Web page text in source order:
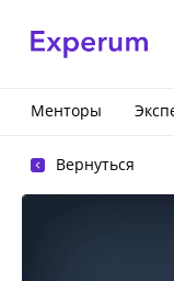
Менторы
Вернуться